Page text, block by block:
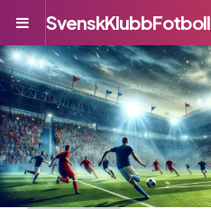
Menu
SvenskKlubbFotboll